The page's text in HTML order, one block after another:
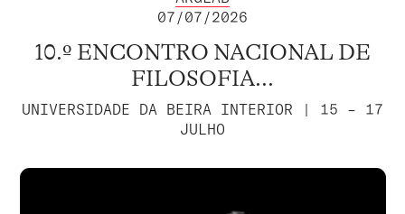
07/07/2026
10.º ENCONTRO NACIONAL DE
FILOSOFIA...
UNIVERSIDADE DA BEIRA INTERIOR | 15 – 17
JULHO